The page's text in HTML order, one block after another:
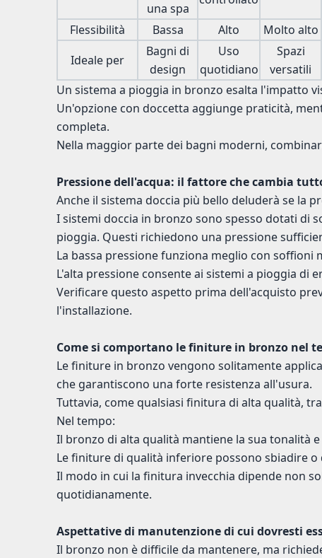
una spa
Flessibilità Bassa Alto
Molto alto
Ideale per
Bagni di
design
Uso
quotidiano
Spazi
versatili
Un sistema a pioggia in bronzo esalta l'impatto
Un'opzione con doccetta aggiunge praticità,
completa.
Nella maggior parte dei bagni moderni,
Pressione dell'acqua: il fattore che cambia
Anche il sistema doccia più bello deluderà se la
I sistemi doccia in bronzo sono spesso dotati di
pioggia. Questi richiedono una pressione
La bassa pressione funziona meglio con soffioni
L'alta pressione consente ai sistemi a pioggia di
Verificare questo aspetto prima dell'acquisto
l'installazione.
Come si comportano le finiture in bronzo nel
Le finiture in bronzo vengono solitamente
che garantiscono una forte resistenza all'usura.
Tuttavia, come qualsiasi finitura di alta qualità,
Nel tempo:
Il bronzo di alta qualità mantiene la sua tonalità
Le finiture di qualità inferiore possono sbiadire
Il modo in cui la finitura invecchia dipende non
quotidianamente.
Aspettative di manutenzione di cui dovresti
Il bronzo non è difficile da mantenere, ma